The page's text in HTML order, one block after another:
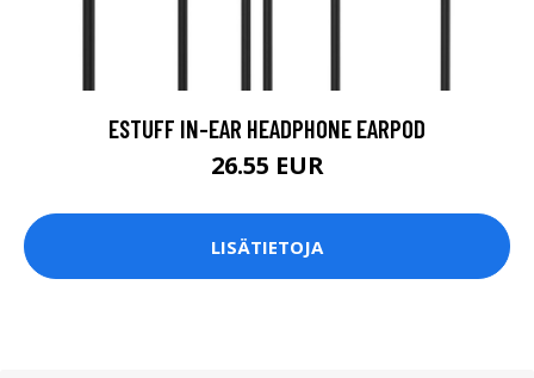
ESTUFF IN-EAR HEADPHONE EARPOD
26.55 EUR
LISÄTIETOJA